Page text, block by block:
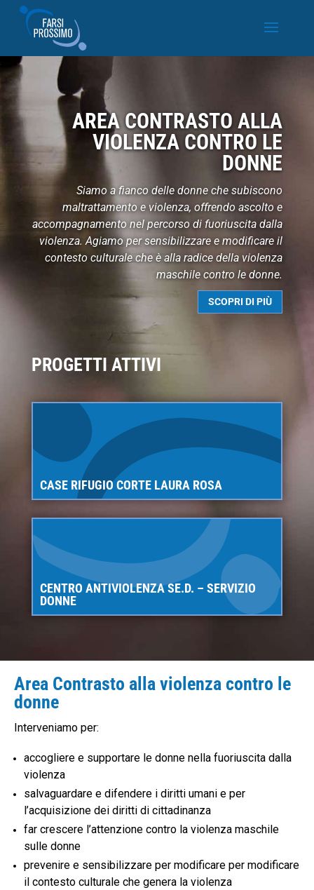
AREA CONTRASTO ALLA
VIOLENZA CONTRO LE
DONNE
Siamo a fianco delle donne che subiscono
maltrattamento e violenza, offrendo ascolto e
accompagnamento nel percorso di fuoriuscita dalla
violenza. Agiamo per sensibilizzare e modificare il
contesto culturale che è alla radice della violenza
maschile contro le donne.
SCOPRI DI PIÙ
PROGETTI ATTIVI
CASE RIFUGIO CORTE LAURA ROSA
CENTRO ANTIVIOLENZA SE.D. – SERVIZIO
DONNE
Area Contrasto alla violenza contro le
donne
Interveniamo per:
accogliere e supportare le donne nella fuoriuscita dalla
violenza
salvaguardare e difendere i diritti umani e per
l’acquisizione dei diritti di cittadinanza
far crescere l’attenzione contro la violenza maschile
sulle donne
prevenire e sensibilizzare per modificare per modificare
il contesto culturale che genera la violenza